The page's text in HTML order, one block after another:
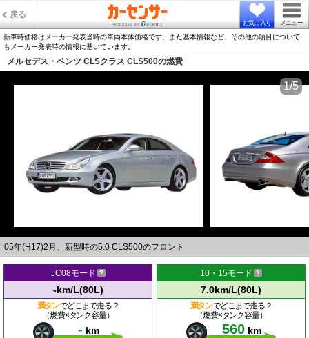
戻る
お気に入り メニュー
新車時価格はメーカー発表当時の車両本体価格です。また基本情報など、その他の項目について
もメーカー発表時の情報に基いています。
メルセデス・ベンツ CLSクラス CLS500の燃費
05年(H17)2月、新型時の5.0 CLS500のフロント
1/5
JC08モード
-km/L(80L)
満タンでどこまで走る？
（燃費×タンク容量）
- km
10・15モード
7.0km/L(80L)
満タンでどこまで走る？
（燃費×タンク容量）
560 km